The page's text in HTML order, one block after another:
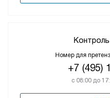
Номер для
+7 (495)
с 08:00 до